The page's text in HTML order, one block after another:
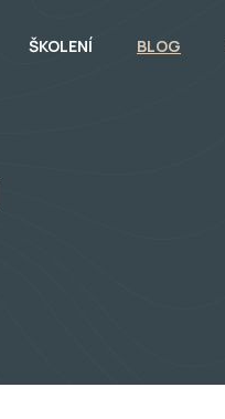
ŠKOLENÍ BLOG